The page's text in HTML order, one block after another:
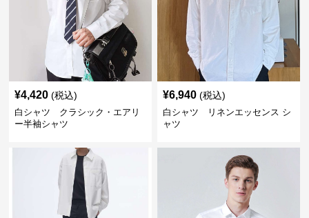
¥4,420 (税込)
白シャツ クラシック・エアリ
ー半袖シャツ
¥6,940 (税込)
白シャツ リネンエッセンス シ
ャツ